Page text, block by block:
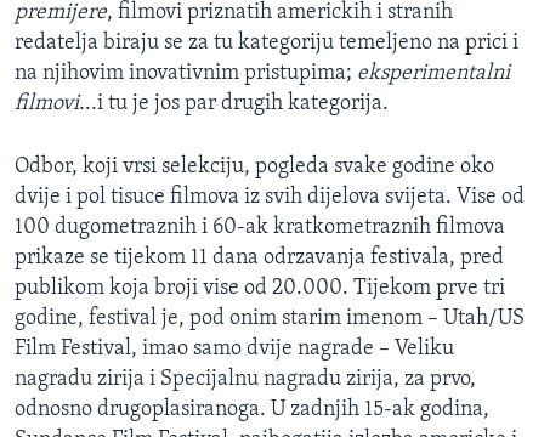
premijere, filmovi priznatih americkih i stranih
redatelja biraju se za tu kategoriju temeljeno na prici i
na njihovim inovativnim pristupima; eksperimentalni
filmovi...i tu je jos par drugih kategorija.
Odbor, koji vrsi selekciju, pogleda svake godine oko
dvije i pol tisuce filmova iz svih dijelova svijeta. Vise od
100 dugometraznih i 60-ak kratkometraznih filmova
prikaze se tijekom 11 dana odrzavanja festivala, pred
publikom koja broji vise od 20.000. Tijekom prve tri
godine, festival je, pod onim starim imenom – Utah/US
Film Festival, imao samo dvije nagrade – Veliku
nagradu zirija i Specijalnu nagradu zirija, za prvo,
odnosno drugoplasiranoga. U zadnjih 15-ak godina,